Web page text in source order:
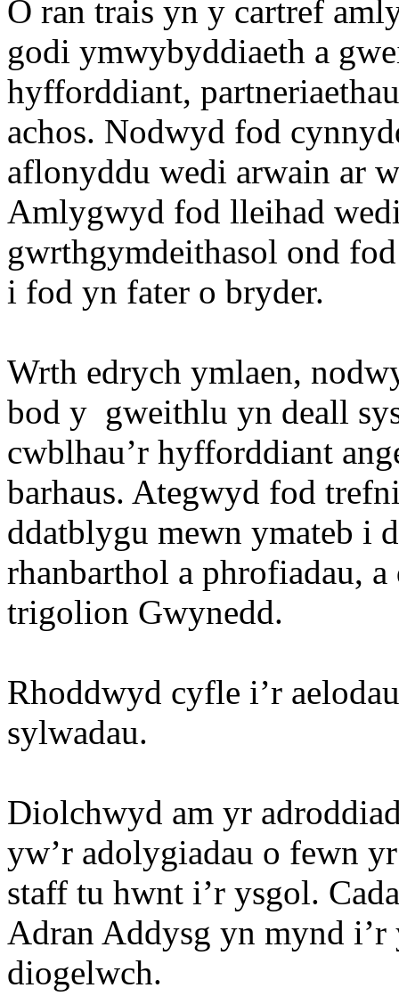
O ran trais yn y cartref
godi ymwybyddiaeth a
hyfforddiant,
achos. Nodwyd fod
aflonyddu wedi arwain ar
Amlygwyd fod lleihad
gwrthgymdeithasol ond
i fod yn fater o bryder.
Wrth edrych ymlaen,
bod y gweithlu yn deall
cwblhau’r hyfforddiant
barhaus. Ategwyd fod
ddatblygu mewn ymateb i
rhanbarthol a phrofiadau,
trigolion Gwynedd.
Rhoddwyd cyfle i’r
sylwadau.
Diolchwyd am yr
yw’r adolygiadau o fewn
staff tu hwnt i’r ysgol.
Adran Addysg yn mynd
diogelwch.